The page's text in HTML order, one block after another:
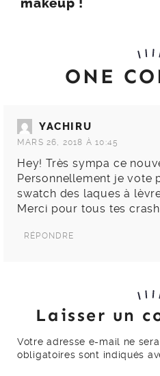
makeup !
ONE
YACHIRU
MARS 26, 2018 À 10:45
Hey! Très sympa ce
Personnellement je vote
swatch des laques à
Merci pour tous tes
RÉPONDRE
Laisser un
Votre adresse e-mail ne
obligatoires sont indiqués